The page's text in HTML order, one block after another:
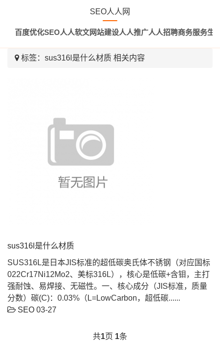
SEO人人网
百度优化SEO人人软文网站建设人人推广人人招聘商务服务生
标签： sus316l是什么材质 相关内容
sus316l是什么材质
SUS316L是日本JIS标准的超低碳奥氏体不锈钢（对应国标
022Cr17Ni12Mo2、美标316L），核心是低碳+含钼，主打
强耐蚀、易焊接、无磁性。一、核心成分（JIS标准，质量
分数）碳(C)：0.03%（L=LowCarbon，超低碳......
SEO 03-27
共1页 1条